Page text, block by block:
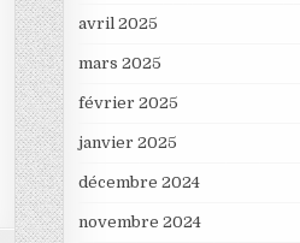
avril 2025
mars 2025
février 2025
janvier 2025
décembre 2024
novembre 2024